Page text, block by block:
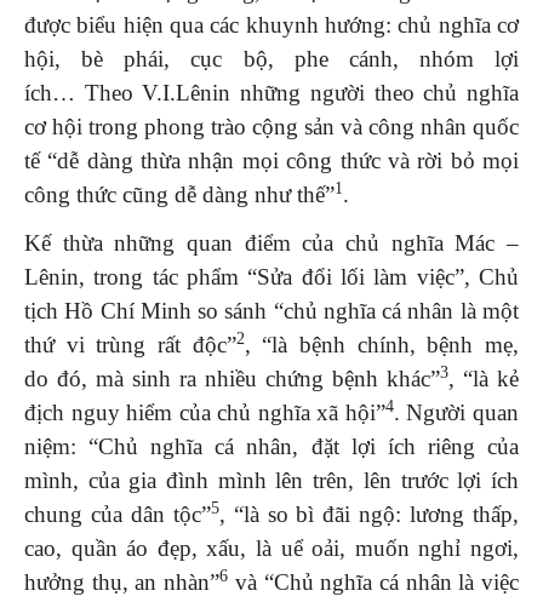
được biểu hiện qua các khuynh hướng: chủ nghĩa cơ
hội, bè phái, cục bộ, phe cánh, nhóm lợi
ích… Theo V.I.Lênin những người theo chủ nghĩa
cơ hội trong phong trào cộng sản và công nhân quốc
tế “dễ dàng thừa nhận mọi công thức và rời bỏ mọi
công thức cũng dễ dàng như thế”1.
Kế thừa những quan điểm của chủ nghĩa Mác –
Lênin, trong tác phẩm “Sửa đổi lối làm việc”, Chủ
tịch Hồ Chí Minh so sánh “chủ nghĩa cá nhân là một
thứ vi trùng rất độc”2, “là bệnh chính, bệnh mẹ,
do đó, mà sinh ra nhiều chứng bệnh khác”3, “là kẻ
địch nguy hiểm của chủ nghĩa xã hội”4. Người quan
niệm: “Chủ nghĩa cá nhân, đặt lợi ích riêng của
mình, của gia đình mình lên trên, lên trước lợi ích
chung của dân tộc”5, “là so bì đãi ngộ: lương thấp,
cao, quần áo đẹp, xấu, là uể oải, muốn nghỉ ngơi,
hưởng thụ, an nhàn”6 và “Chủ nghĩa cá nhân là việc